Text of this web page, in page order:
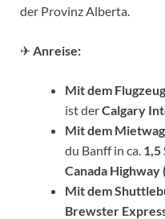
der Provinz Alberta.
✈ Anreise:
Mit dem
ist derCalgary
Mit dem
du Banff in ca. 1,5
Canada Highway
Mit dem
Brewster